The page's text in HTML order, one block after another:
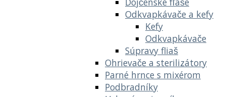
Odkvapkávače a kefy
Kefy
Odkvapkávače
Súpravy fliaš
Ohrievače a sterilizátory
Parné hrnce s mixérom
Podbradníky